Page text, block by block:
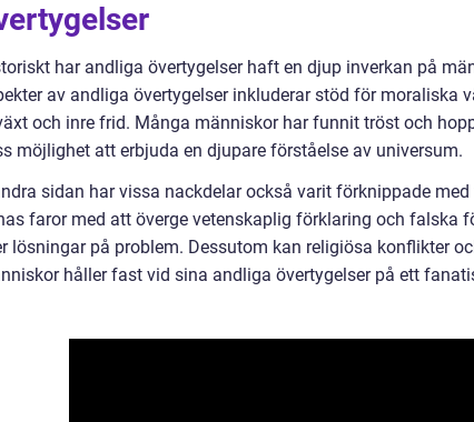
har andliga övertygelser haft en djup inverkan på
av andliga övertygelser inkluderar stöd för moraliska
och inre frid. Många människor har funnit tröst och
möjlighet att erbjuda en djupare förståelse av universum.
sidan har vissa nackdelar också varit förknippade
faror med att överge vetenskaplig förklaring och falska
lösningar på problem. Dessutom kan religiösa konflikter
håller fast vid sina andliga övertygelser på ett